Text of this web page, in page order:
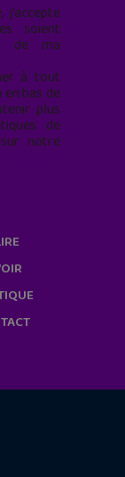
soient
de ma
à tout
bas de
plus
de
notre